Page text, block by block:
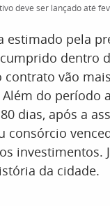
deve ser lançado até
estimado pela
dentro
vão
do período
dias, após a
consórcio
da cidade.